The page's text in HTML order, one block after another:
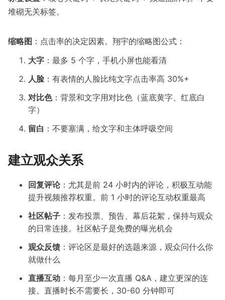
堆砌无关标签。
缩略图 ：点击率的决定因素。翔宇的缩略图公式：
大字 ：最多 5 个字，手机小屏也能看清
人脸 ：有表情的人脸比纯文字点击率高 30%+
对比色：背景和文字用对比色（蓝底黄字、红底白
字）
留白 ：不要塞满，给文字和主体呼吸空间
建立观众关系
回复评论：尤其是前 24 小时内的评论，积极互动能
提升视频推荐权重。前 1 小时的评论互动权重最高
社区帖子 ：发布投票、预告、幕后花絮，保持与观众
的日常连接。社区帖子是免费的曝光机会
观众反馈 ：评论区是最好的选题来源，观众问什么你
就做什么
直播互动 ：每月至少一次直播 Q&A，建立更深的连
接。直播时长不需要长，30-60 分钟即可